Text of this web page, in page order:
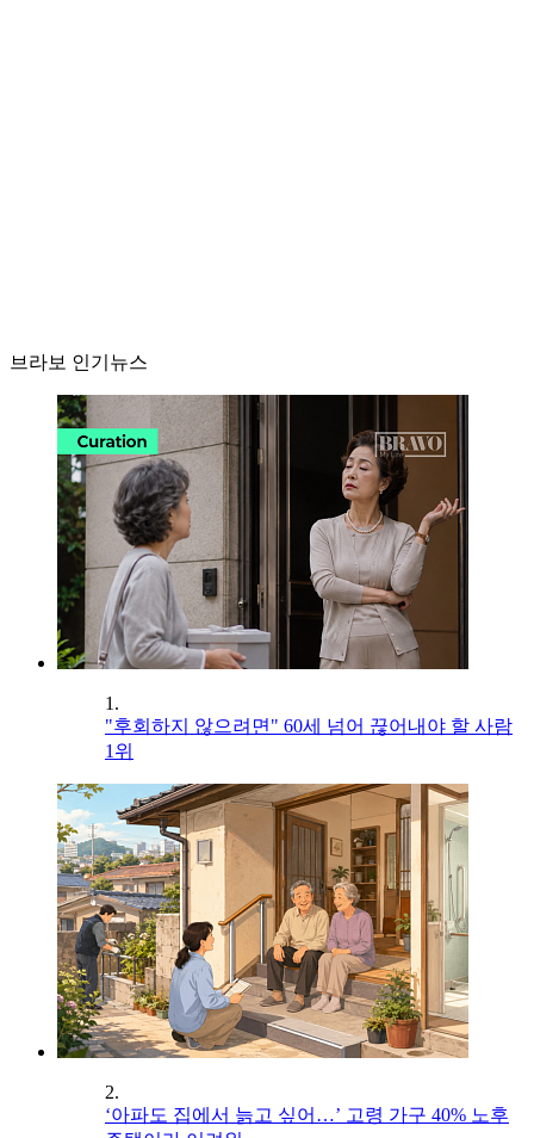
브라보 인기뉴스
1.
"후회하지 않으려면" 60세 넘어 끊어내야 할 사람
1위
2.
‘아파도 집에서 늙고 싶어…’ 고령 가구 40% 노후